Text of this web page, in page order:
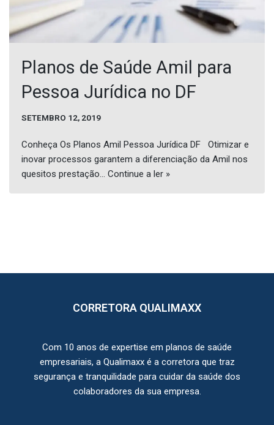
Planos de Saúde Amil para
Pessoa Jurídica no DF
SETEMBRO 12, 2019
Conheça Os Planos Amil Pessoa Jurídica DF Otimizar e
inovar processos garantem a diferenciação da Amil nos
quesitos prestação… Continue a ler »
CORRETORA QUALIMAXX
Com 10 anos de expertise em planos de saúde
empresariais, a Qualimaxx é a corretora que traz
segurança e tranquilidade para cuidar da saúde dos
colaboradores da sua empresa.